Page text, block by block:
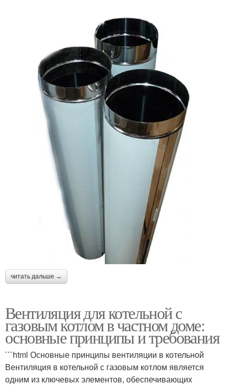
читать дальше →
Вентиляция для котельной с
газовым котлом в частном доме:
основные принципы и требования
```html Основные принципы вентиляции в котельной
Вентиляция в котельной с газовым котлом является
одним из ключевых элементов, обеспечивающих